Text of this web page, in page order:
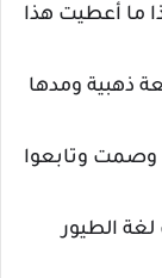
ما أعطيت هذا
ذهبية ومدها
وصمت وتابعوا
الطيور